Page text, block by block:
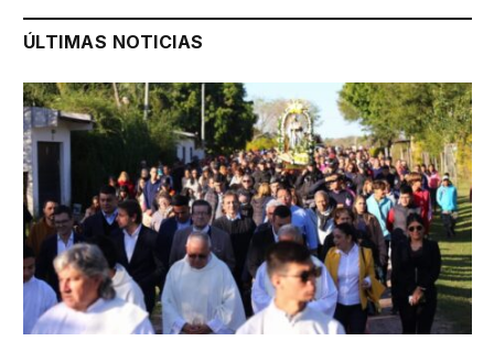
ÚLTIMAS NOTICIAS